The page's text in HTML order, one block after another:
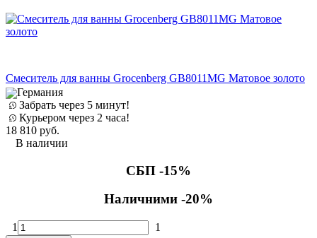
Смеситель для ванны Grocenberg GB8011MG Матовое золото
Германия
Забрать через 5 минут!
Курьером через 2 часа!
18 810 руб.
В наличии
СБП -15%
Наличними -20%
1 1